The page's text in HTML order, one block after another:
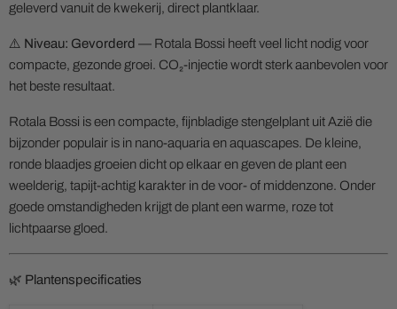
geleverd vanuit de kwekerij, direct plantklaar.
⚠️ Niveau: Gevorderd — Rotala Bossi heeft veel licht nodig voor
compacte, gezonde groei. CO₂-injectie wordt sterk aanbevolen voor
het beste resultaat.
Rotala Bossi is een compacte, fijnbladige stengelplant uit Azië die
bijzonder populair is in nano-aquaria en aquascapes. De kleine,
ronde blaadjes groeien dicht op elkaar en geven de plant een
weelderig, tapijt-achtig karakter in de voor- of middenzone. Onder
goede omstandigheden krijgt de plant een warme, roze tot
lichtpaarse gloed.
🌿 Plantenspecificaties